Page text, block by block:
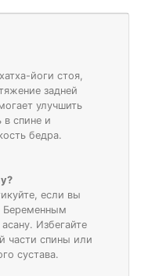
йоги стоя,
задней
улучшить
в спине и
бедра.
если вы
Беременным
Избегайте
части спины или
сустава.